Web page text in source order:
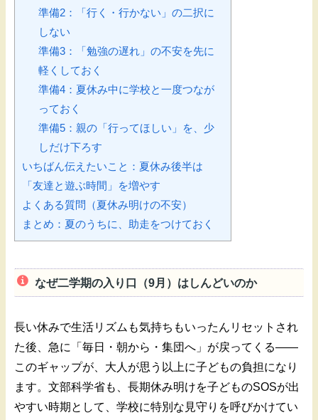
準備2：「行く・行かない」の二択に
しない
準備3：「勉強の遅れ」の不安を先に
軽くしておく
準備4：夏休み中に学校と一度つなが
っておく
準備5：親の「行ってほしい」を、少
しだけ下ろす
いちばん伝えたいこと：夏休み後半は
「友達と遊ぶ時間」を増やす
よくある質問（夏休み明けの不安）
まとめ：夏のうちに、助走をつけておく
なぜ二学期の入り口（9月）はしんどいのか
長い休みで生活リズムも気持ちもいったんリセットされ
た後、急に「毎日・朝から・集団へ」が戻ってくる——
このギャップが、大人が思う以上に子どもの負担になり
ます。文部科学省も、長期休み明けを子どものSOSが出
やすい時期として、学校に特別な見守りを呼びかけてい